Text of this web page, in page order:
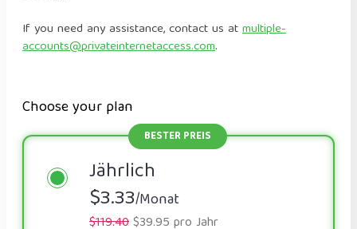
If you need any assistance, contact us atmultiple-
accounts@privateinternetaccess.com.
Choose your plan
Jährlich
$3.33/Monat
$119.40$39.95 pro Jahr